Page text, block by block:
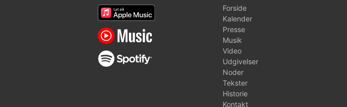
Forside
Kalender
Presse
Musik
Video
Udgivelser
Noder
Tekster
Historie
Kontakt